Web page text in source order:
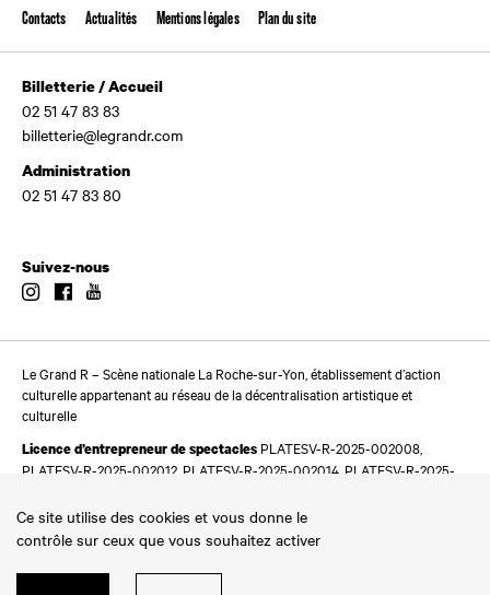
Contacts Actualités Mentions légales Plan du site
Billetterie / Accueil
02 51 47 83 83
billetterie@legrandr.com
Administration
02 51 47 83 80
Suivez-nous
InstagramFacebook
Le Grand R – Scène nationale La Roche-sur-Yon, établissement d’action
culturelle appartenant au réseau de la décentralisation artistique et
culturelle
Licence d’entrepreneur de spectacles PLATESV-R-2025-002008,
PLATESV-R-2025-002012, PLATESV-R-2025-002014, PLATESV-R-2025-
Ce site utilise des cookies et vous donne le
contrôle sur ceux que vous souhaitez activer